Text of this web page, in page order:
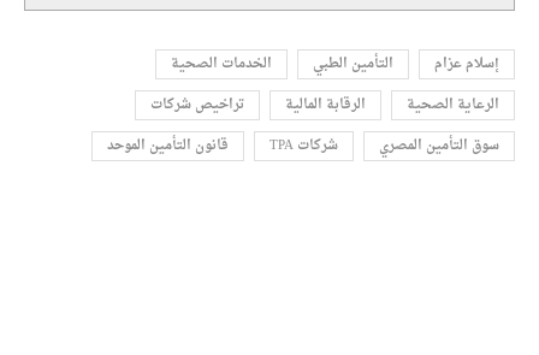
إسلام عزام التأمين الطبي
الخدمات الصحية
الرعاية الصحية
الرقابة المالية
تراخيص شركات
سوق التأمين المصري
شركات TPA قانون التأمين الموحد